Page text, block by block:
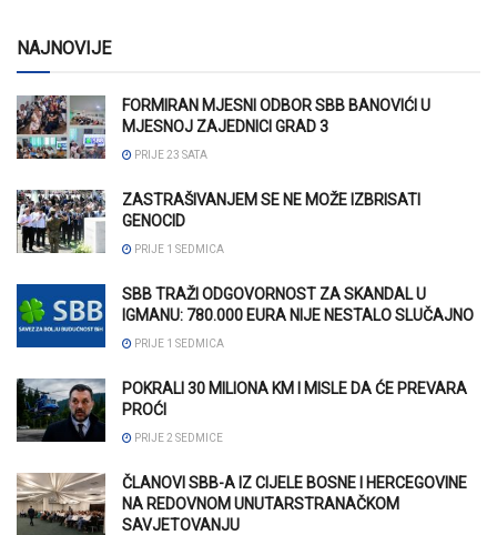
NAJNOVIJE
FORMIRAN MJESNI ODBOR SBB BANOVIĆI U
MJESNOJ ZAJEDNICI GRAD 3
PRIJE 23 SATA
ZASTRAŠIVANJEM SE NE MOŽE IZBRISATI
GENOCID
PRIJE 1 SEDMICA
SBB TRAŽI ODGOVORNOST ZA SKANDAL U
IGMANU: 780.000 EURA NIJE NESTALO SLUČAJNO
PRIJE 1 SEDMICA
POKRALI 30 MILIONA KM I MISLE DA ĆE PREVARA
PROĆI
PRIJE 2 SEDMICE
ČLANOVI SBB-A IZ CIJELE BOSNE I HERCEGOVINE
NA REDOVNOM UNUTARSTRANAČKOM
SAVJETOVANJU